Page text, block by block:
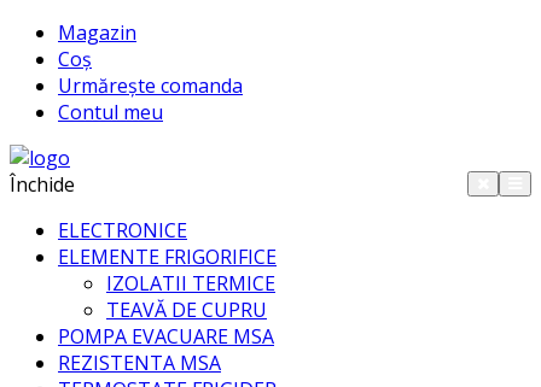
Magazin
Coș
Urmărește comanda
Contul meu
Închide
ELECTRONICE
ELEMENTE FRIGORIFICE
IZOLATII TERMICE
TEAVĂ DE CUPRU
POMPA EVACUARE MSA
REZISTENTA MSA